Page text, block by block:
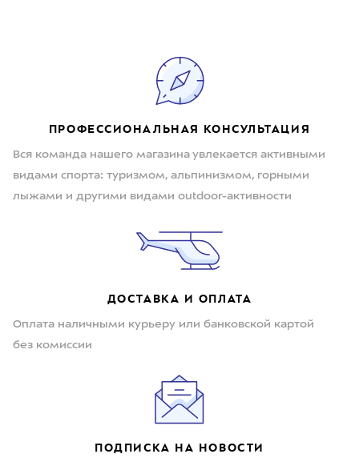
ПРОФЕССИОНАЛЬНАЯ КОНСУЛЬТАЦИЯ
Вся команда нашего магазина увлекается активными
видами спорта: туризмом, альпинизмом, горными
лыжами и другими видами outdoor-активности
ДОСТАВКА И ОПЛАТА
Оплата наличными курьеру или банковской картой
без комиссии
ПОДПИСКА НА НОВОСТИ